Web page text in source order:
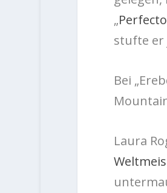
„
stufte er
Bei
Laura